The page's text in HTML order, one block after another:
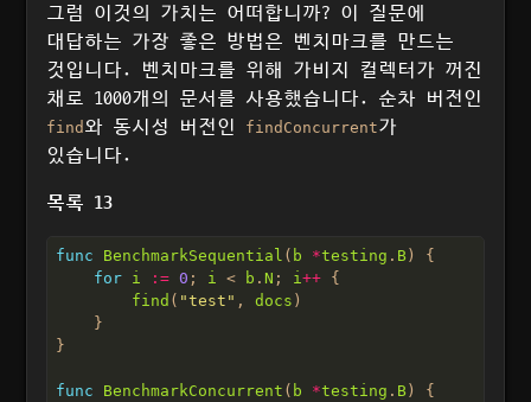
그럼 이것의 가치는 어떠합니까? 이 질문에
대답하는 가장 좋은 방법은 벤치마크를 만드는
것입니다. 벤치마크를 위해 가비지 컬렉터가 꺼진
채로 1000개의 문서를 사용했습니다. 순차 버전인
find 와 동시성 버전인 findConcurrent가
있습니다.
목록 13
func BenchmarkSequential ( b *testing . B
for
i := 0 ; i < b . N ; i++
find ( "test" , docs
func BenchmarkConcurrent ( b *testing . B